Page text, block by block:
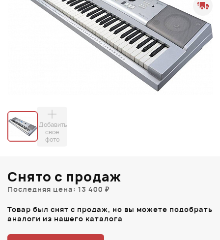
Добавить
свое
фото
Снято с продаж
Последняя цена: 13 400 ₽
Товар был снят с продаж, но вы можете подобрать
аналоги из нашего каталога